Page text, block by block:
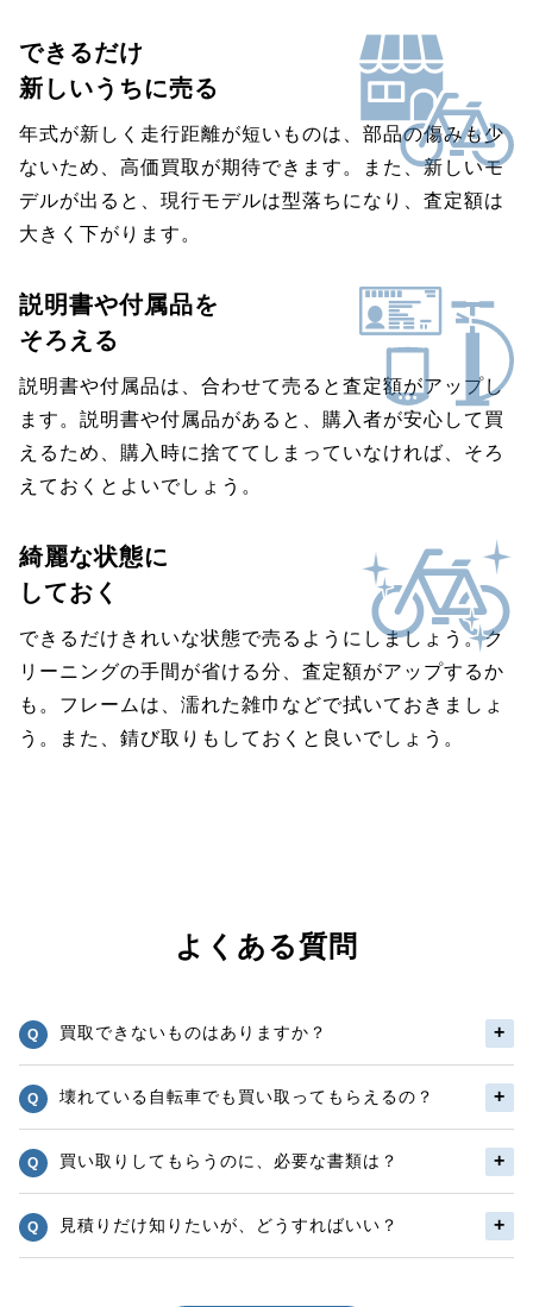
できるだけ
新しいうちに売る
年式が新しく走行距離が短いものは、部品の傷みも少
ないため、高価買取が期待できます。また、新しいモ
デルが出ると、現行モデルは型落ちになり、査定額は
大きく下がります。
説明書や付属品を
そろえる
説明書や付属品は、合わせて売ると査定額がアップし
ます。説明書や付属品があると、購入者が安心して買
えるため、購入時に捨ててしまっていなければ、そろ
えておくとよいでしょう。
綺麗な状態に
しておく
できるだけきれいな状態で売るようにしましょう。ク
リーニングの手間が省ける分、査定額がアップするか
も。フレームは、濡れた雑巾などで拭いておきましょ
う。また、錆び取りもしておくと良いでしょう。
よくある質問
買取できないものはありますか？
壊れている自転車でも買い取ってもらえるの？
買い取りしてもらうのに、必要な書類は？
見積りだけ知りたいが、どうすればいい？